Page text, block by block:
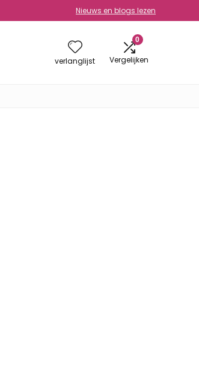
Nieuws en blogs lezen
verlanglijst
0
Vergelijken